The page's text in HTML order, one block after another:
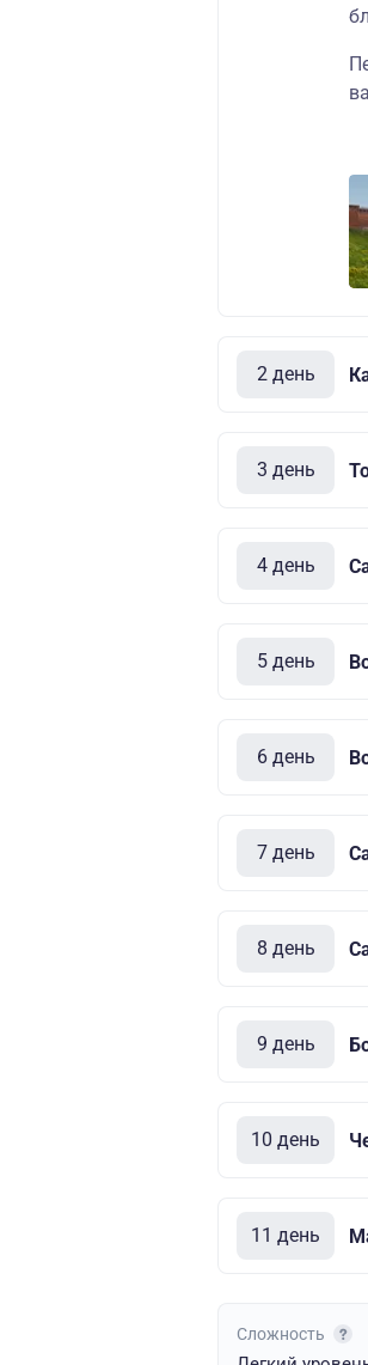
2 день
3 день
4 день
5 день
6 день
7 день
8 день
9 день
10 день
11 день
Сложность